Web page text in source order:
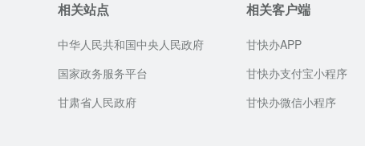
相关站点
中华人民共和国中央人民政府
国家政务服务平台
甘肃省人民政府
相关客户端
甘快办APP
甘快办支付宝小程序
甘快办微信小程序